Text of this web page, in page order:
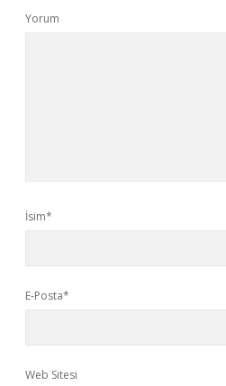
Yorum
İsim*
E-Posta*
Web Sitesi